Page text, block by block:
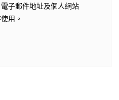
子郵件地址及個人網站
用。